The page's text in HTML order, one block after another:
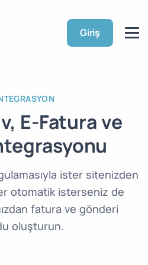
Giriş
E-Fatura ve
ister sitenizden
otomatik isterseniz de
fatura ve gönderi
oluşturun.